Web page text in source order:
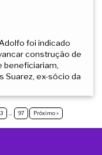
foi indicado
construção de
beneficiariam,
Suarez, ex-sócio da
97 Próximo »